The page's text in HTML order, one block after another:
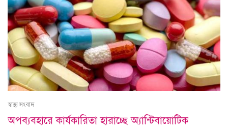
স্বাস্থ্য সংবাদ
অপব্যবহারে কার্যকারিতা হারাচ্ছে অ্যান্টিবায়োটিক